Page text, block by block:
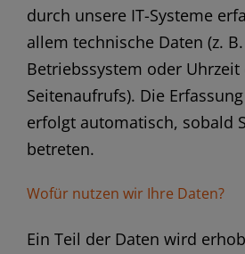
durch unsere IT-Systeme
allem technische Daten (z.
Betriebssystem oder Uhrzeit
Seitenaufrufs). Die
erfolgt automatisch, sobald
betreten.
Wofür nutzen wir Ihre Daten?
Ein Teil der Daten wird